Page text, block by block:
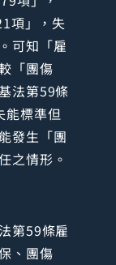
項」，失
可知「雇
「團傷
法第59條
能標準但
發生「團
之情形。
第59條雇
、團傷